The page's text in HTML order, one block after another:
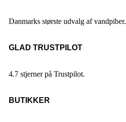
Danmarks største udvalg af vandpiber.
GLAD TRUSTPILOT
4.7 stjerner på Trustpilot.
BUTIKKER